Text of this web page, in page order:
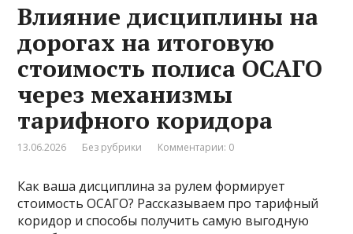
Влияние дисциплины на
дорогах на итоговую
стоимость полиса ОСАГО
через механизмы
тарифного коридора
13.06.2026 Без рубрики Комментарии: 0
Как ваша дисциплина за рулем формирует
стоимость ОСАГО? Рассказываем про тарифный
коридор и способы получить самую выгодную